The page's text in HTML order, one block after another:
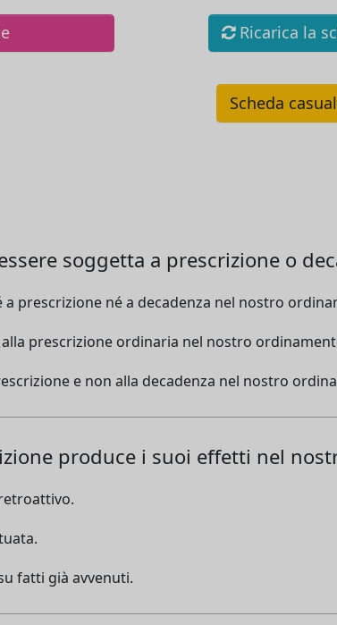
Ricarica la
Scheda
soggetta a prescrizione o
a prescrizione né a decadenza nel nostro
prescrizione ordinaria nel nostro
e non alla decadenza nel nostro
produce i suoi effetti nel
fatti già avvenuti.